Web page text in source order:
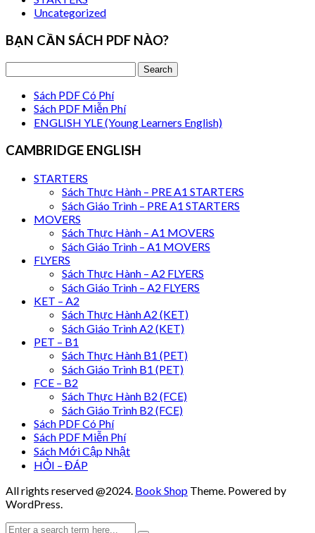
Uncategorized
BẠN CẦN SÁCH PDF NÀO?
Sách PDF Có Phí
Sách PDF Miễn Phí
ENGLISH YLE (Young Learners English)
CAMBRIDGE ENGLISH
STARTERS
Sách Thực Hành – PRE A1 STARTERS
Sách Giáo Trình – PRE A1 STARTERS
MOVERS
Sách Thực Hành – A1 MOVERS
Sách Giáo Trình – A1 MOVERS
FLYERS
Sách Thực Hành – A2 FLYERS
Sách Giáo Trình – A2 FLYERS
KET – A2
Sách Thực Hành A2 (KET)
Sách Giáo Trình A2 (KET)
PET – B1
Sách Thực Hành B1 (PET)
Sách Giáo Trình B1 (PET)
FCE – B2
Sách Thực Hành B2 (FCE)
Sách Giáo Trình B2 (FCE)
Sách PDF Có Phí
Sách PDF Miễn Phí
Sách Mới Cập Nhật
HỎI – ĐÁP
All rights reserved @2024. Book Shop Theme. Powered by
WordPress.